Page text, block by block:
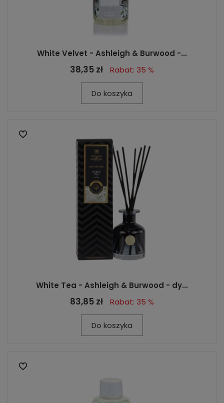
White Velvet - Ashleigh & Burwood -...
38,35 zł Rabat: 35 %
Do koszyka
White Tea - Ashleigh & Burwood - dy...
83,85 zł Rabat: 35 %
Do koszyka